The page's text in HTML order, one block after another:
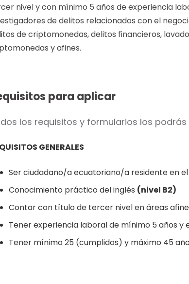
nivel y con mínimo 5 años de experiencia
de delitos relacionados con el
de criptomonedas, delitos financieros,
y afines.
para aplicar
los requisitos y formularios los
GENERALES
Ser ciudadano/a ecuatoriano/a residente en el
Conocimiento práctico del inglés (nivel B2)
Contar con título de tercer nivel en áreas
Tener experiencia laboral de mínimo 5 años
Tener mínimo 25 (cumplidos) y máximo 45